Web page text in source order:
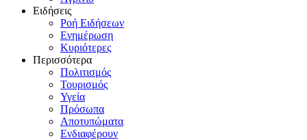
Ειδήσεις
Ροή Ειδήσεων
Ενημέρωση
Κυριότερες
Περισσότερα
Πολιτισμός
Τουρισμός
Υγεία
Πρόσωπα
Αποτυπώματα
Ενδιαφέρουν